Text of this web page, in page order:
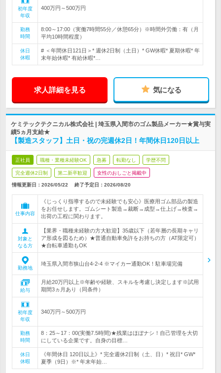
初年度
年収
400万円～500万円
勤務
時間
8:00～17:00（実働7時間55分／休憩65分）※時間外労働：有（月
平均10時間程度）
休日
休暇
# ＜年間休日121日＞* 週休2日制（土日）* GW休暇* 夏期休暇* 年
末年始休暇* 有給休暇*…
求人詳細を見る 気になる
ケミテックテクニカル株式会社 | 埼玉県入間市のゴム製品メーカー★賞与実
績5ヵ月支給★
【製造スタッフ】土日・祝の完週休2日！年間休日120日以上
正社員 職種・業種未経験OK 急募 転勤なし 学歴不問
完全週休2日制 第二新卒歓迎 女性のおしごと掲載中
情報更新日：2026/05/22 終了予定日： 2026/08/20
仕事内容
《じっくり指導するので未経験でも安心》医療用ゴム部品の製造
をお任せします。ゴムシート製造→裁断→成型→仕上げ→検査→
出荷の工程に関わります。
対象と
なる方
【業界・職種未経験の方大歓迎】35歳以下（若年層の長期キャリ
ア形成を図るため）★普通自動車免許をお持ちの方（AT限定可）
★自転車通勤もOK
勤務地
埼玉県入間市狭山台4-2-4 ※マイカー通勤OK！駐車場完備
給与
月給20万円以上※年齢や経験、スキルを考慮し決定します※試用
期間3ヵ月あり（同条件）
初年度
年収
340万円～500万円
勤務
時間
8：25～17：00(実働7.5時間)★残業はほぼナシ！自己管理を大切
にしている企業です。自身の目標…
休日
休暇
《年間休日 120日以上》* 完全週休2日制（土、日）* 祝日* GW*
夏季（9日）※* 年末年始…